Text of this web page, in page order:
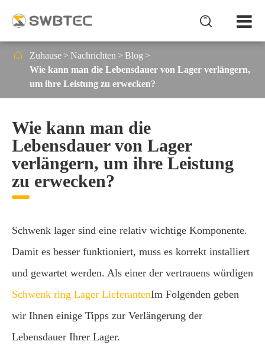

 Zuhause Nachrichten
Blog
Wie kann man die Lebensdauer von Lager verlängern,
um ihre Leistung zu erwecken?
Wie kann man die
Lebensdauer von Lager
verlängern, um ihre Leistung
zu erwecken?
Schwenk lager sind eine relativ wichtige Komponente.
Damit es besser funktioniert, muss es korrekt installiert
und gewartet werden. Als einer der vertrauens würdigen
Schwenk ring Lager LieferantenIm Folgenden geben
wir Ihnen einige Tipps zur Verlängerung der
Lebensdauer Ihrer Lager.